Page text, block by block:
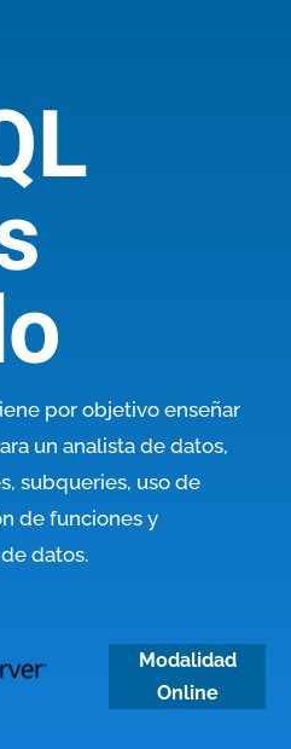
iene por objetivo enseñar
un analista de datos,
subqueries, uso de
de funciones y
datos.
Modalidad
Online